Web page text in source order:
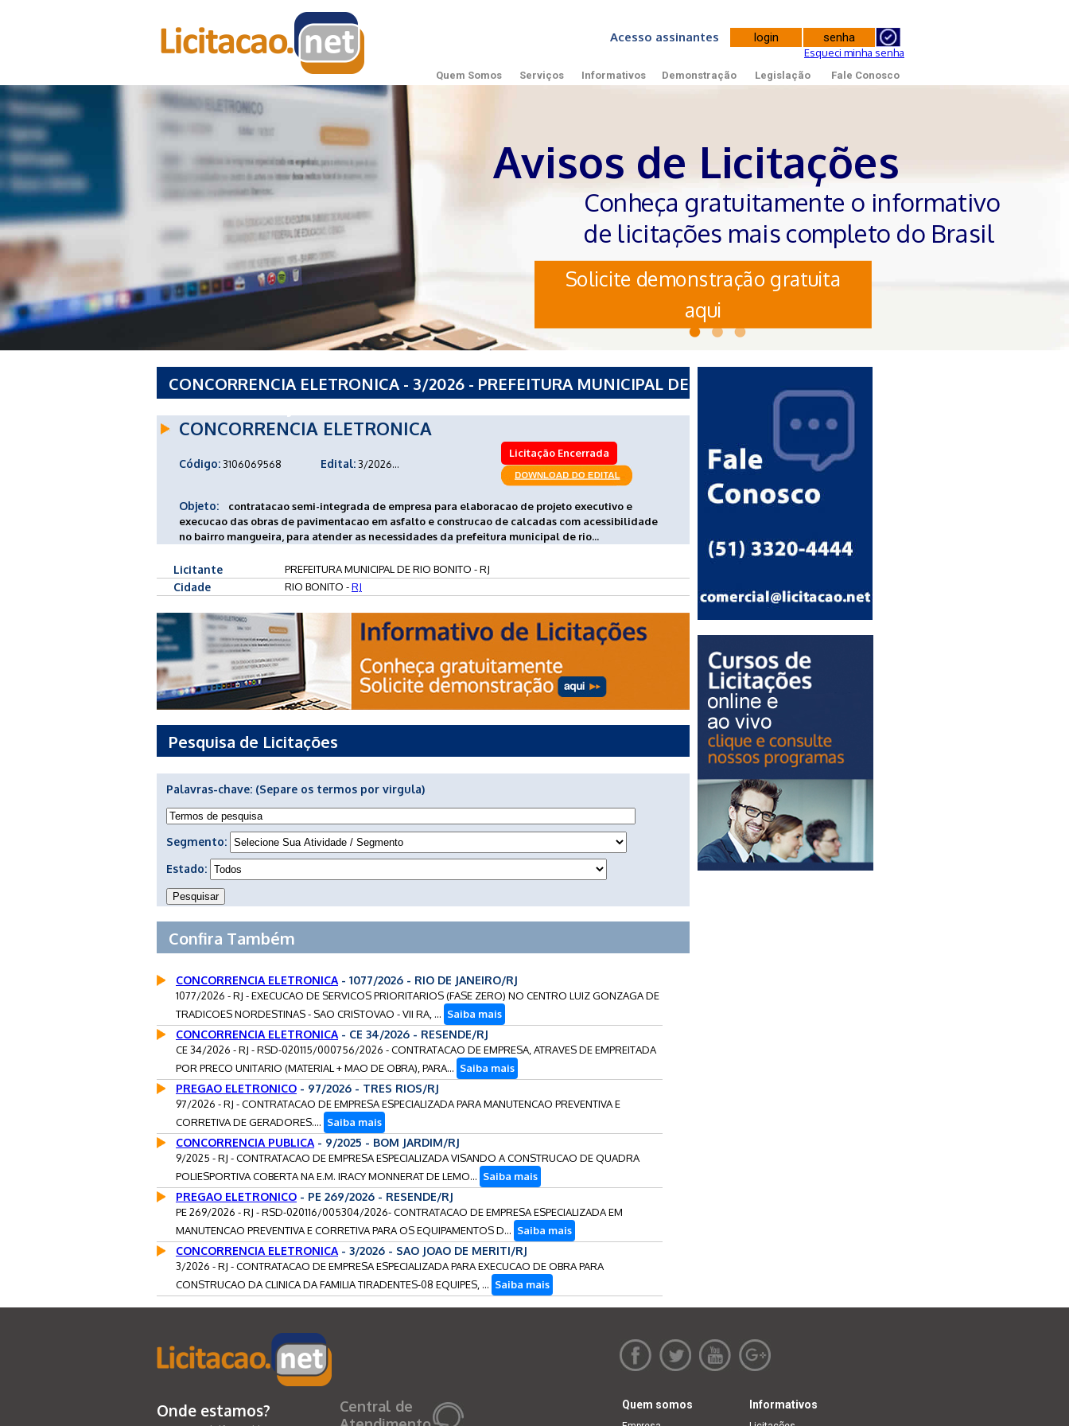
Acesso assinantes
Esqueci minha senha
Quem Somos Serviços Informativos Demonstração Legislação Fale Conosco
Avisos de Licitações
Conheça gratuitamente o informativo
de licitações mais completo do Brasil
Solicite demonstração gratuita
aqui
CONCORRENCIA ELETRONICA - 3/2026 - PREFEITURA MUNICIPAL DE
CONCORRENCIA ELETRONICA
Código:3106069568 Edital:3/2026...
Licitação Encerrada
Objeto:
contratacao semi-integrada de empresa para elaboracao de projeto executivo e
execucao das obras de pavimentacao em asfalto e construcao de calcadas com acessibilidade
no bairro mangueira, para atender as necessidades da prefeitura municipal de rio...
Licitante PREFEITURA MUNICIPAL DE RIO BONITO - RJ
Cidade RIO BONITO -RJ
Pesquisa de Licitações
Palavras-chave: (Separe os termos por virgula)
Segmento:
Estado:
Confira Também
CONCORRENCIA ELETRONICA - 1077/2026 - RIO DE JANEIRO/RJ
1077/2026 - RJ - EXECUCAO DE SERVICOS PRIORITARIOS (FASE ZERO) NO CENTRO LUIZ GONZAGA DE
TRADICOES NORDESTINAS - SAO CRISTOVAO - VII RA, ... Saiba mais
CONCORRENCIA ELETRONICA - CE 34/2026 - RESENDE/RJ
CE 34/2026 - RJ - RSD-020115/000756/2026 - CONTRATACAO DE EMPRESA, ATRAVES DE EMPREITADA
POR PRECO UNITARIO (MATERIAL + MAO DE OBRA), PARA... Saiba mais
PREGAO ELETRONICO - 97/2026 - TRES RIOS/RJ
97/2026 - RJ - CONTRATACAO DE EMPRESA ESPECIALIZADA PARA MANUTENCAO PREVENTIVA E
CORRETIVA DE GERADORES.... Saiba mais
CONCORRENCIA PUBLICA - 9/2025 - BOM JARDIM/RJ
9/2025 - RJ - CONTRATACAO DE EMPRESA ESPECIALIZADA VISANDO A CONSTRUCAO DE QUADRA
POLIESPORTIVA COBERTA NA E.M. IRACY MONNERAT DE LEMO... Saiba mais
PREGAO ELETRONICO - PE 269/2026 - RESENDE/RJ
PE 269/2026 - RJ - RSD-020116/005304/2026- CONTRATACAO DE EMPRESA ESPECIALIZADA EM
MANUTENCAO PREVENTIVA E CORRETIVA PARA OS EQUIPAMENTOS D... Saiba mais
CONCORRENCIA ELETRONICA - 3/2026 - SAO JOAO DE MERITI/RJ
3/2026 - RJ - CONTRATACAO DE EMPRESA ESPECIALIZADA PARA EXECUCAO DE OBRA PARA
CONSTRUCAO DA CLINICA DA FAMILIA TIRADENTES-08 EQUIPES, ... Saiba mais
Onde estamos?
Central de
Quem somos Informativos